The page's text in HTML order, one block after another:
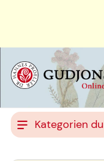
Kategorien